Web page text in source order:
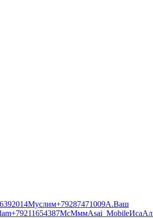
Муслим+79287471009А.Ваш
+79211654387МсМммAsai_MobileИса